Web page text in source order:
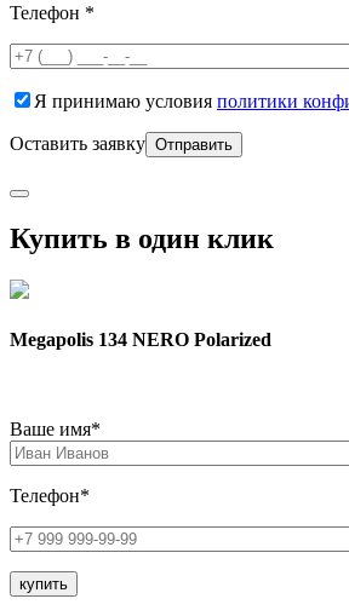
Телефон *
Я принимаю условия политики
Оставить заявку
Купить в один клик
Megapolis 134 NERO Polarized
Ваше имя*
Телефон*